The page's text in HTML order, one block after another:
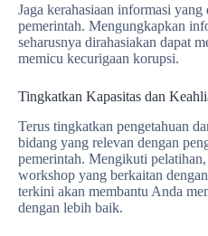
Jaga kerahasiaan informasi
pemerintah. Mengungkapkan
seharusnya dirahasiakan dapat
memicu kecurigaan korupsi.
Tingkatkan Kapasitas dan
Terus tingkatkan pengetahuan
bidang yang relevan dengan
pemerintah. Mengikuti pelatihan,
workshop yang berkaitan
terkini akan membantu Anda
dengan lebih baik.